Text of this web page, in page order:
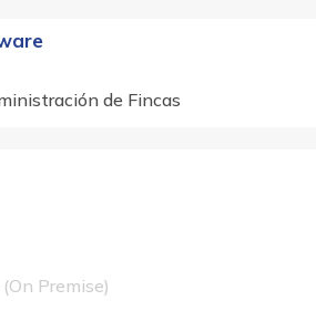
de Fincas
Premise)